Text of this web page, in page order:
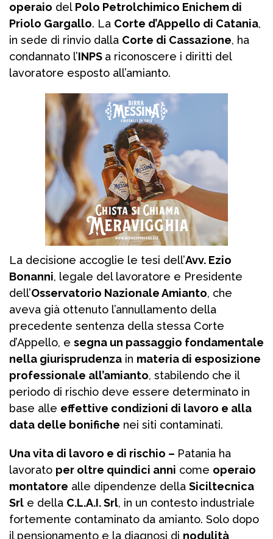
operaio del Polo Petrolchimico Enichem di
Priolo Gargallo. La Corte d’Appello di Catania,
in sede di rinvio dalla Corte di Cassazione, ha
condannato l’INPS a riconoscere i diritti del
lavoratore esposto all’amianto.
La decisione accoglie le tesi dell’Avv. Ezio
Bonanni, legale del lavoratore e Presidente
dell’Osservatorio Nazionale Amianto, che
aveva già ottenuto l’annullamento della
precedente sentenza della stessa Corte
d’Appello, e segna un passaggio fondamentale
nella giurisprudenza in materia di esposizione
professionale all’amianto, stabilendo che il
periodo di rischio deve essere determinato in
base alle effettive condizioni di lavoro e alla
data delle bonifiche nei siti contaminati.
Una vita di lavoro e di rischio – Patania ha
lavorato per oltre quindici anni come operaio
montatore alle dipendenze della Siciltecnica
Srl e della C.L.A.I. Srl, in un contesto industriale
fortemente contaminato da amianto. Solo dopo
il pensionamento e la diagnosi di nodulità